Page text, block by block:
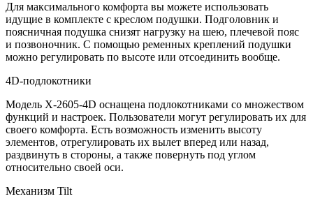
Для максимального комфорта вы можете использовать
идущие в комплекте с креслом подушки. Подголовник и
поясничная подушка снизят нагрузку на шею, плечевой пояс
и позвоночник. С помощью ременных креплений подушки
можно регулировать по высоте или отсоединить вообще.
4D-подлокотники
Модель X-2605-4D оснащена подлокотниками со множеством
функций и настроек. Пользователи могут регулировать их для
своего комфорта. Есть возможность изменить высоту
элементов, отрегулировать их вылет вперед или назад,
раздвинуть в стороны, а также повернуть под углом
относительно своей оси.
Механизм Tilt